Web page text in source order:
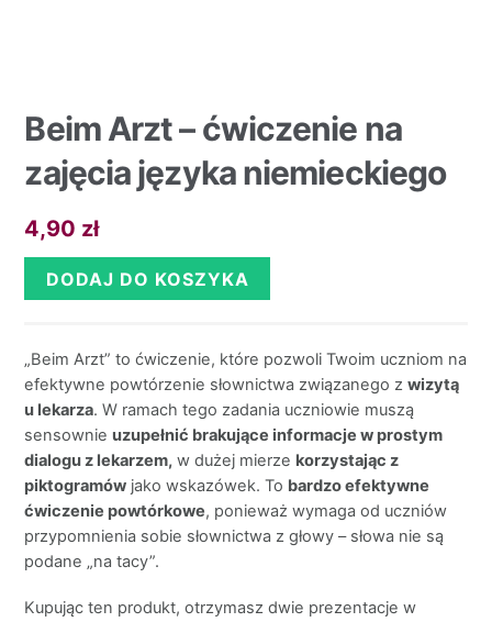
Beim Arzt – ćwiczenie na
zajęcia języka niemieckiego
4,90 zł
DODAJ DO KOSZYKA
„Beim Arzt” to ćwiczenie, które pozwoli Twoim uczniom na
efektywne powtórzenie słownictwa związanego zwizytą
u lekarza. W ramach tego zadania uczniowie muszą
sensownie uzupełnić brakujące informacje w prostym
dialogu z lekarzem, w dużej mierze korzystając z
piktogramów jako wskazówek. To bardzo efektywne
ćwiczenie powtórkowe, ponieważ wymaga od uczniów
przypomnienia sobie słownictwa z głowy – słowa nie są
podane „na tacy”.
Kupując ten produkt, otrzymasz dwie prezentacje w